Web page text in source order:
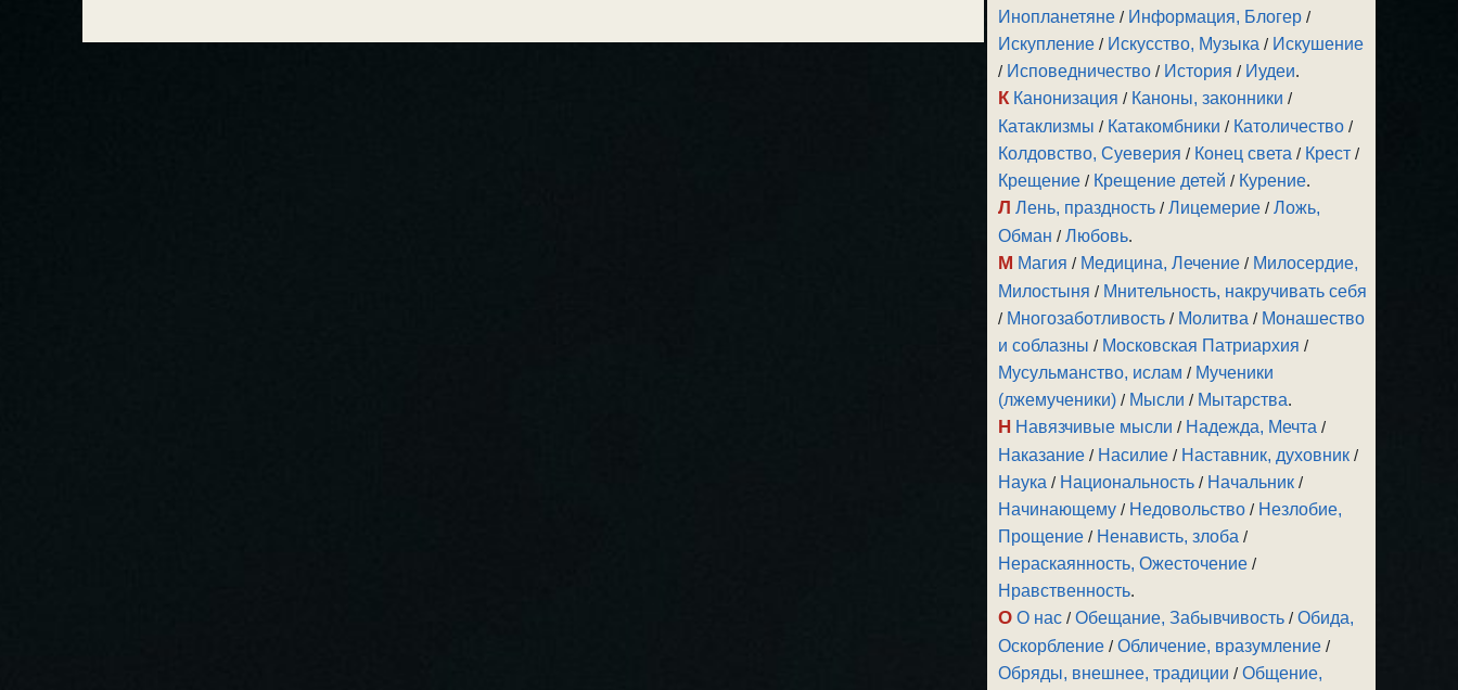
Инопланетяне / Информация, Блогер /
Искупление / Искусство, Музыка / Искушение
/ Исповедничество / История / Иудеи.
К Канонизация / Каноны, законники /
Катаклизмы / Катакомбники / Католичество /
Колдовство, Суеверия / Конец света / Крест /
Крещение / Крещение детей / Курение.
Л Лень, праздность /Лицемерие /Ложь,
Обман /Любовь.
М Магия / Медицина, Лечение / Милосердие,
Милостыня / Мнительность, накручивать себя
/ Многозаботливость / Молитва / Монашество
и соблазны / Московская Патриархия /
Мусульманство, ислам / Мученики
(лжемученики) / Мысли / Мытарства.
Н Навязчивые мысли / Надежда, Мечта /
Наказание / Насилие / Наставник, духовник /
Наука / Национальность / Начальник /
Начинающему / Недовольство / Незлобие,
Прощение / Ненависть, злоба /
Нераскаянность, Ожесточение /
Нравственность.
О О нас /Обещание, Забывчивость /Обида,
Оскорбление /Обличение, вразумление /
Обряды, внешнее, традиции /Общение,